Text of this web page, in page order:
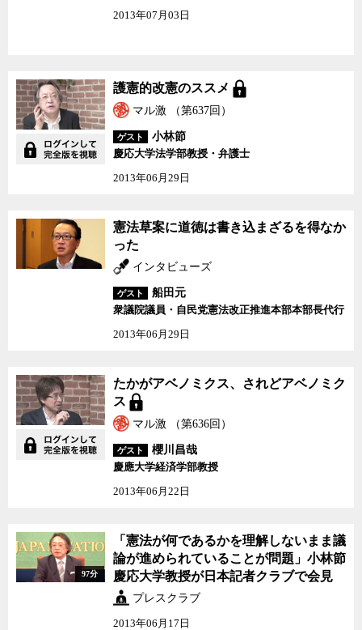
2013年07月03日
護憲的改憲のススメ 護憲的改憲のススメ
マル激 （第637回）
ゲスト
小林節
慶応大学法学部教授・弁護士
2013年06月29日
憲法草案に道徳は書き込
まざるを得なかった
憲法草案に道徳は書き込まざるを得なか
った
インタビューズ
ゲスト
船田元
衆議院議員・自民党憲法改正推進本部本部長代行
2013年06月29日
たかがアベノミクス、さ
れどアベノミクス
たかがアベノミクス、されどアベノミク
ス
マル激 （第636回）
ゲスト
櫻川昌哉
慶應大学経済学部教授
2013年06月22日
「憲法が何であるかを理
解しないまま議論が進め
られていることが問題」
小林節慶応大学教授が日
97分
「憲法が何であるかを理解しないまま議
論が進められていることが問題」小林節
慶応大学教授が日本記者クラブで会見
プレスクラブ
2013年06月17日